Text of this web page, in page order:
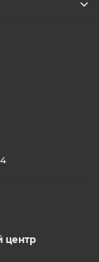
центр